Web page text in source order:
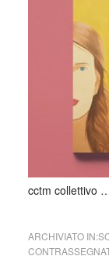
cctm collettivo
ARCHIVIATO IN: